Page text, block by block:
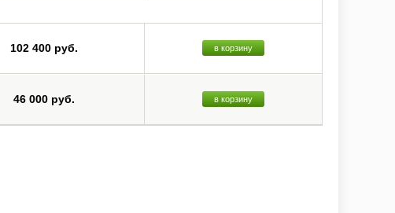
102 400 руб. в корзину
46 000 руб. в корзину